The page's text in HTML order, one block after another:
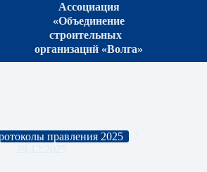
Ассоциация
«Объединение
строительных
организаций «Волга»
правления 2025